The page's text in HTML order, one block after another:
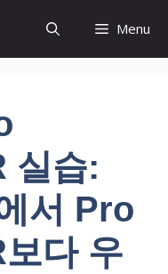
Menu
실습:
서 Pro
다 우